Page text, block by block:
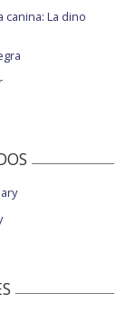
canina: La dino